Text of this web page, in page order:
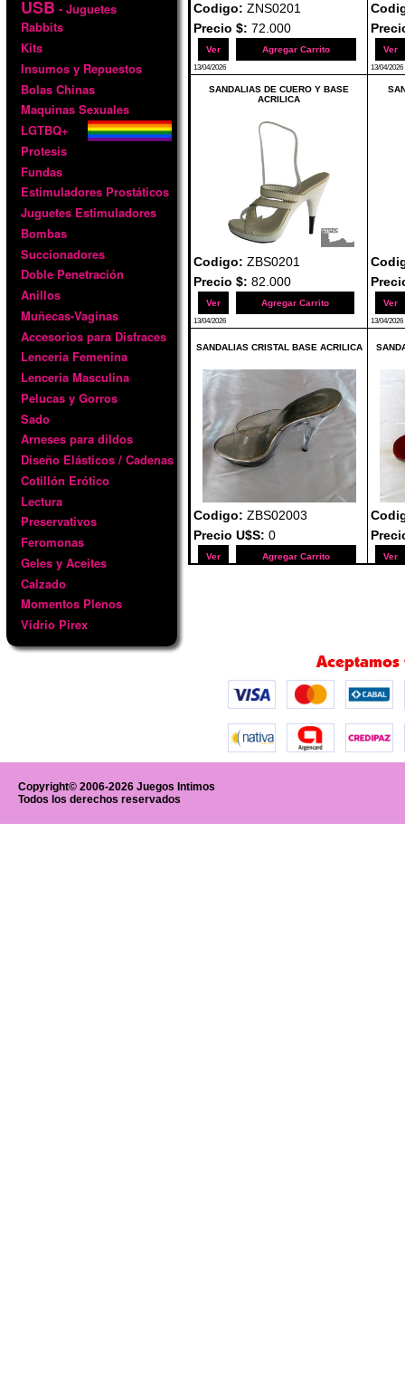
USB - Juguetes
Rabbits
Kits
Insumos y Repuestos
Bolas Chinas
Maquinas Sexuales
LGTBQ+
Protesis
Fundas
Estimuladores Prostáticos
Juguetes Estimuladores
Bombas
Succionadores
Doble Penetración
Anillos
Muñecas-Vaginas
Accesorios para Disfraces
Lenceria Femenina
Lenceria Masculina
Pelucas y Gorros
Sado
Arneses para dildos
Diseño Elásticos / Cadenas
Cotillón Erótico
Lectura
Preservativos
Feromonas
Geles y Aceites
Calzado
Momentos Plenos
Vidrio Pirex
Codigo: ZNS0201
Precio $: 72.000
Ver Agregar Carrito
13/04/2026
Ver
13/04/2026
SANDALIAS DE CUERO Y BASE
ACRILICA
Codigo: ZBS0201
Precio $: 82.000
Ver Agregar Carrito
13/04/2026
Ver
13/04/2026
SANDALIAS CRISTAL BASE ACRILICA
Codigo: ZBS02003
Precio U$S: 0
Ver Agregar Carrito Ver
Precio U$S:
Copyright© 2006-2026 Juegos Intimos
Todos los derechos reservados